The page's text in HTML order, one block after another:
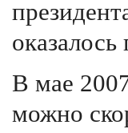
В мае
можно